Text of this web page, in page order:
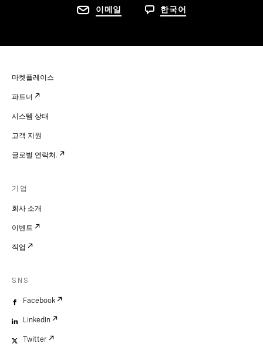
이메일 한국어
마켓플레이스
파트너
시스템 상태
고객 지원
글로벌 연락처.
기업
회사 소개
이벤트
직업
SNS
Facebook
LinkedIn
Twitter